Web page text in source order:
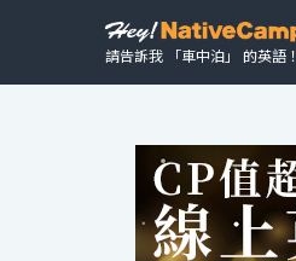
請告訴我 「車中泊」 的英語！